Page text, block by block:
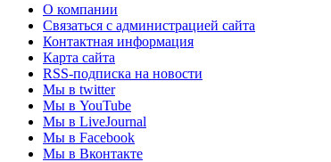
О компании
Связаться с администрацией сайта
Контактная информация
Карта сайта
RSS-подписка на новости
Мы в twitter
Мы в YouTube
Мы в LiveJournal
Мы в Facebook
Мы в Вконтакте